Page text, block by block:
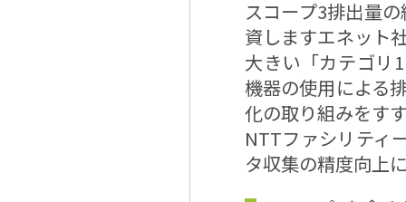
スコープ3排出量
資しますエネット
大きい「カテゴリ
機器の使用による
化の取り組みをす
NTTファシリティ
タ収集の精度向上